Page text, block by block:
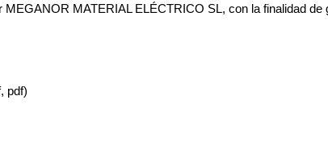
MATERIAL ELÉCTRICO SL, con la finalidad
pdf)